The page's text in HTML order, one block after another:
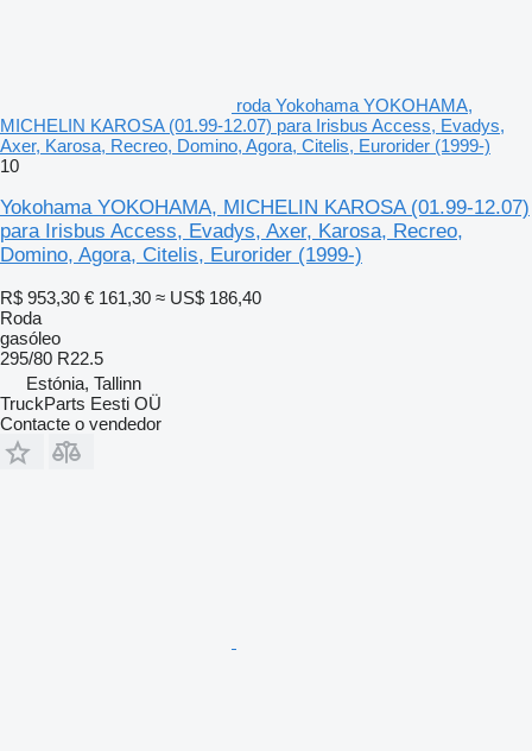
roda Yokohama YOKOHAMA,
MICHELIN KAROSA (01.99-12.07) para Irisbus Access, Evadys,
Axer, Karosa, Recreo, Domino, Agora, Citelis, Eurorider (1999-)
10
Yokohama YOKOHAMA, MICHELIN KAROSA (01.99-12.07)
para Irisbus Access, Evadys, Axer, Karosa, Recreo,
Domino, Agora, Citelis, Eurorider (1999-)
R$ 953,30 € 161,30 ≈ US$ 186,40
Roda
gasóleo
295/80 R22.5
Estónia, Tallinn
TruckParts Eesti OÜ
Contacte o vendedor